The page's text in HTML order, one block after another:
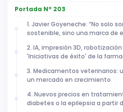
Portada Nº 203
1. Javier Goyeneche: “No solo
sostenible, sino una marca de
2. IA, impresión 3D,
'Iniciativas de éxito' de la
3. Medicamentos veterinarios:
un mercado en crecimiento
4. Nuevos precios en
diabetes o la epilepsia a partir